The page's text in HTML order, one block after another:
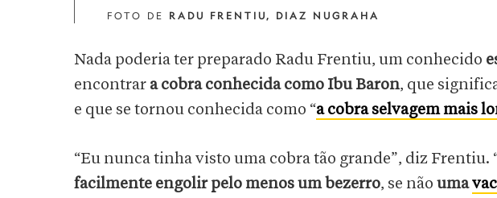
FOTO DE RADU FRENTIU, DIAZ NUGRAHA
Nada poderia ter preparado Radu Frentiu, um conhecido
encontrar a cobra conhecida como Ibu Baron, que
e que se tornou conhecida como “a cobra selvagem mais
“Eu nunca tinha visto uma cobra tão grande”, diz Frentiu.
facilmente engolir pelo menos um bezerro, se não uma